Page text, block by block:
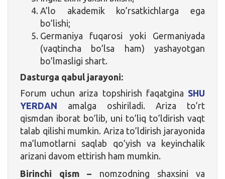
A’lo akademik ko’rsatkichlarga ega
bo’lishi;
Germaniya fuqarosi yoki Germaniyada
(vaqtincha bo’lsa ham) yashayotgan
bo’lmasligi shart.
Dasturga qabul jarayoni:
Forum uchun ariza topshirish faqatgina SHU
YERDAN amalga oshiriladi. Ariza to’rt
qismdan iborat bo’lib, uni to’liq to’ldirish vaqt
talab qilishi mumkin. Ariza to’ldirish jarayonida
ma’lumotlarni saqlab qo’yish va keyinchalik
arizani davom ettirish ham mumkin.
Birinchi qism – nomzodning shaxsini va